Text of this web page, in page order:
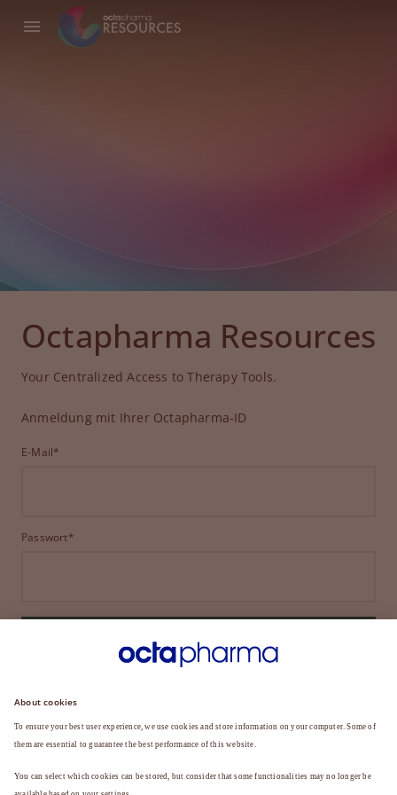
Octapharma Resources
Your Centralized Access to Therapy Tools.
Anmeldung mit Ihrer Octapharma-ID
E-Mail*
Passwort*
ANMELDEN